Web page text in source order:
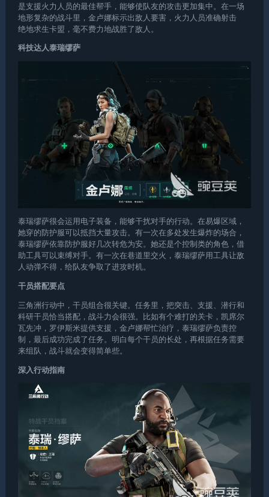
是支援火力人员的最佳帮手，能够使队友的攻击更加集中。在一场
地形复杂的战斗里，金卢娜标示出敌人要害，火力人员准确射击
绝地求生卡盟 ，毫不费力地战胜了敌人。
科技达人泰瑞缪萨
泰瑞缪萨很会运用电子装备，能够干扰对手的行动。在易爆区域，
她穿的防护服可以抵挡大量攻击。有一次在多处发生爆炸的场合，
泰瑞缪萨依靠防护服好几次转危为安。她还是个控制类的角色，借
助工具可以束缚对手。有一次在巷道里交火，泰瑞缪萨用工具让敌
人动弹不得，给队友争取了进攻时机。
干员搭配要点
三角洲行动中，干员组合很关键。任务里，把突击、支援、潜行和
科研干员恰当搭配，战斗力会很强。比如有个难打的关卡，凯席尔
瓦先冲，罗伊斯米提供支援，金卢娜帮忙治疗，泰瑞缪萨负责控
制，最后成功完成了任务。明白每个干员的长处，再根据任务需要
来组队，战斗就会变得简单些。
深入行动指南